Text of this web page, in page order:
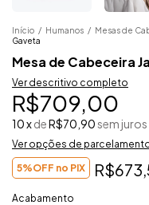
Início / Humanos / Mesas de
Gaveta
Mesa de Cabeceira
Ver descritivo completo
R$709,00
10xdeR$70,90sem juros
Ver opções de
5%OFF no PIX
Acabamento